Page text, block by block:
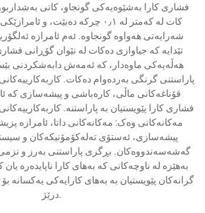
فشاری کارا بەشێوەیەکی گونجاو، کاتی
کات لە کەمتر لە ٠٫١ چرکە دەبێت، و
شەرایەتی هەواوە گونجاوە. ئەم ئامرازە
تێدایە کە جیاوازی دەکات لە نێوان گۆڕانی
هەڵەیەکی ماوەدار، کە ئەمەش دابەشکردنی
پاراستنی گرنگی بەردەوام دەکات.
قۆناغەکانی ماڵی، کارەباشی و پیشەسازی کە
فشاری کارا پێویستیان بە پاراستنە.
مەکانەکانی وەک: مەکانەکانی داتا، ئامرازە
پیشەسازی، ئەستۆی تەلەکۆمۆنیکەکان و
گەشەسەندووەکان. بڕگری پاراستنی بەرز و نزمی
بەهێزە لە ناوچەکانی کە بەهای کارا ناپایدەرە یان
گرانەکان پێویستیان بە بەهای کارایەکی یەکسانە
درێژ.